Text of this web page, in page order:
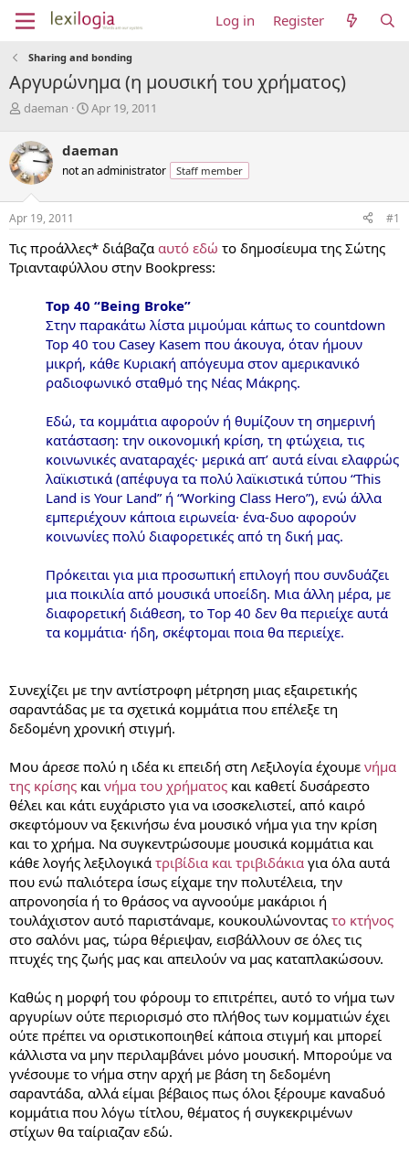
Log in Register
Sharing and bonding
Αργυρώνημα (η μουσική του χρήματος)
T
r
e
a
d
s
t
r
t
daeman
S
r
t
a
Apr 19, 2011
daeman
not an administrator Staff member
Apr 19, 2011 #1
Τις προάλλες* διάβαζα αυτό εδώ το δημοσίευμα της Σώτης
Τριανταφύλλου στην Bookpress:
Top 40 “Being Broke”
Στην παρακάτω λίστα μιμούμαι κάπως το countdown
Τοp 40 του Casey Kasem που άκουγα, όταν ήμουν
μικρή, κάθε Κυριακή απόγευμα στον αμερικανικό
ραδιοφωνικό σταθμό της Νέας Μάκρης.
Εδώ, τα κομμάτια αφορούν ή θυμίζουν τη σημερινή
κατάσταση: την οικονομική κρίση, τη φτώχεια, τις
κοινωνικές αναταραχές· μερικά απ’ αυτά είναι ελαφρώς
λαϊκιστικά (απέφυγα τα πολύ λαϊκιστικά τύπου “This
Land is Your Land” ή “Working Class Hero”), ενώ άλλα
εμπεριέχουν κάποια ειρωνεία· ένα-δυο αφορούν
κοινωνίες πολύ διαφορετικές από τη δική μας.
Πρόκειται για μια προσωπική επιλογή που συνδυάζει
μια ποικιλία από μουσικά υποείδη. Μια άλλη μέρα, με
διαφορετική διάθεση, το Τop 40 δεν θα περιείχε αυτά
τα κομμάτια· ήδη, σκέφτομαι ποια θα περιείχε.
Συνεχίζει με την αντίστροφη μέτρηση μιας εξαιρετικής
σαραντάδας με τα σχετικά κομμάτια που επέλεξε τη
δεδομένη χρονική στιγμή.
Μου άρεσε πολύ η ιδέα κι επειδή στη Λεξιλογία έχουμε νήμα
της κρίσης και νήμα του χρήματος και καθετί δυσάρεστο
θέλει και κάτι ευχάριστο για να ισοσκελιστεί, από καιρό
σκεφτόμουν να ξεκινήσω ένα μουσικό νήμα για την κρίση
και το χρήμα. Να συγκεντρώσουμε μουσικά κομμάτια και
κάθε λογής λεξιλογικά τριβίδια και τριβιδάκια για όλα αυτά
που ενώ παλιότερα ίσως είχαμε την πολυτέλεια, την
απρονοησία ή το θράσος να αγνοούμε μακάριοι ή
τουλάχιστον αυτό παριστάναμε, κουκουλώνοντας το κτήνος
στο σαλόνι μας, τώρα θέριεψαν, εισβάλλουν σε όλες τις
πτυχές της ζωής μας και απειλούν να μας καταπλακώσουν.
Καθώς η μορφή του φόρουμ το επιτρέπει, αυτό το νήμα των
αργυρίων ούτε περιορισμό στο πλήθος των κομματιών έχει
ούτε πρέπει να οριστικοποιηθεί κάποια στιγμή και μπορεί
κάλλιστα να μην περιλαμβάνει μόνο μουσική. Μπορούμε να
γνέσουμε το νήμα στην αρχή με βάση τη δεδομένη
σαραντάδα, αλλά είμαι βέβαιος πως όλοι ξέρουμε καναδυό
κομμάτια που λόγω τίτλου, θέματος ή συγκεκριμένων
στίχων θα ταίριαζαν εδώ.